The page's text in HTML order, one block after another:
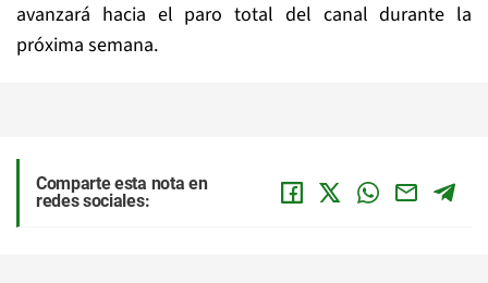
avanzará hacia el paro total del canal durante la
próxima semana.
Comparte esta nota en
redes sociales: